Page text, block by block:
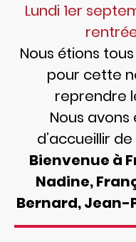
Lundi 1er
Nous étions
pour cette
reprendre
Nous
d’accueillir
Bienvenue à
Nadine,
Bernard, Jean-